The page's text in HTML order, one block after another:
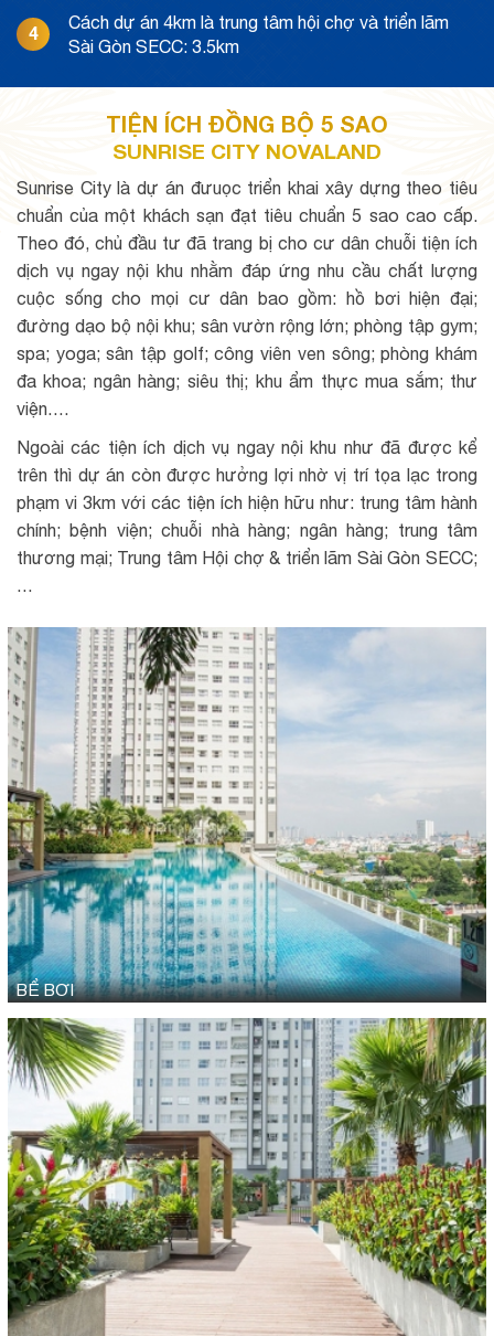
4
Cách dự án 4km là trung tâm hội chợ và triển lãm
Sài Gòn SECC: 3.5km
TIỆN ÍCH ĐỒNG BỘ 5 SAO
SUNRISE CITY NOVALAND
Sunrise City là dự án đưuọc triển khai xây dựng theo tiêu
chuẩn của một khách sạn đạt tiêu chuẩn 5 sao cao cấp.
Theo đó, chủ đầu tư đã trang bị cho cư dân chuỗi tiện ích
dịch vụ ngay nội khu nhằm đáp ứng nhu cầu chất lượng
cuộc sống cho mọi cư dân bao gồm: hồ bơi hiện đại;
đường dạo bộ nội khu; sân vườn rộng lớn; phòng tập gym;
spa; yoga; sân tập golf; công viên ven sông; phòng khám
đa khoa; ngân hàng; siêu thị; khu ẩm thực mua sắm; thư
viện….
Ngoài các tiện ích dịch vụ ngay nội khu như đã được kể
trên thì dự án còn được hưởng lợi nhờ vị trí tọa lạc trong
phạm vi 3km với các tiện ích hiện hữu như: trung tâm hành
chính; bệnh viện; chuỗi nhà hàng; ngân hàng; trung tâm
thương mại; Trung tâm Hội chợ & triển lãm Sài Gòn SECC;
…
BỂ BƠI